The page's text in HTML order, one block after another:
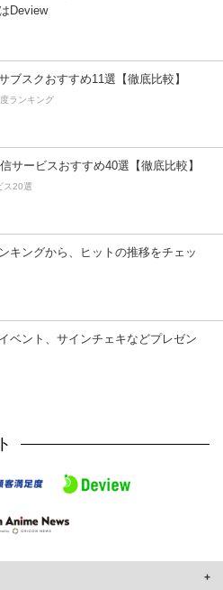
Deview
ブスクおすすめ11選【徹底比較】
ランキング
サービスおすすめ40選【徹底比較】
ス20選
キングから、ヒットの推移をチェッ
ベント、サインチェキなどプレゼン